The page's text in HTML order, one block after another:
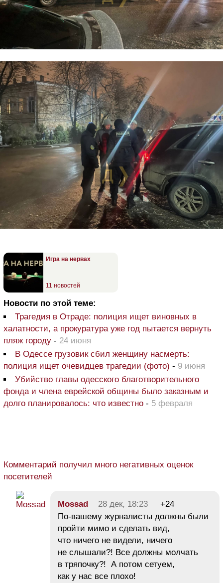
Игра на нервах
11 новостей
Новости по этой теме:
Трагедия в Отраде: полиция ищет виновных в
халатности, а прокуратура уже год пытается вернуть
пляж городу - 24 июня
В Одессе грузовик сбил женщину насмерть:
полиция ищет очевидцев трагедии (фото) - 9 июня
Убийство главы одесского благотворительного
фонда и члена еврейской общины было заказным и
долго планировалось: что известно - 5 февраля
Комментарий получил много негативных оценок
посетителей
Mossad 28 дек, 18:23
+24
По-вашему журналисты должны были
пройти мимо и сделать вид,
что ничего не видели, ничего
не слышали?! Все должны молчать
в тряпочку?! А потом сетуем,
как у нас все плохо!